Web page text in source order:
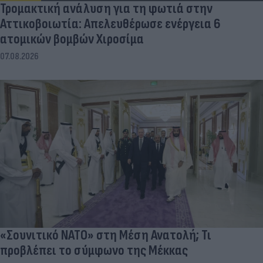
Τρομακτική ανάλυση για τη φωτιά στην
Αττικοβοιωτία: Απελευθέρωσε ενέργεια 6
ατομικών βομβών Χιροσίμα
07.08.2026
«Σουνιτικό ΝΑΤΟ» στη Μέση Ανατολή; Τι
προβλέπει το σύμφωνο της Μέκκας